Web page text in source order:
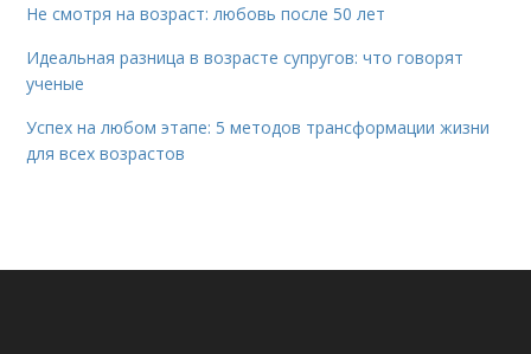
Не смотря на возраст: любовь после 50 лет
Идеальная разница в возрасте супругов: что говорят
ученые
Успех на любом этапе: 5 методов трансформации жизни
для всех возрастов